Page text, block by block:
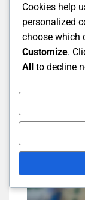
Analysoi
voivat
välillä voi
odotuksia.
Cookies help
personalized
choose which
Customize.
All to decline